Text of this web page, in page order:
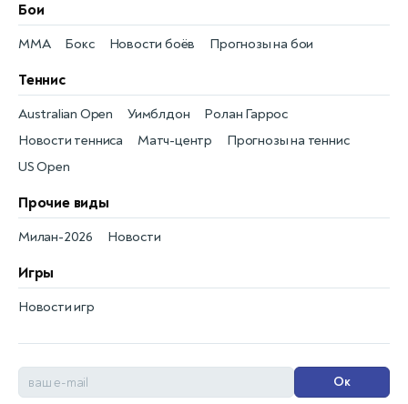
Бои
Новости боёв
MMA Прогнозы на бои
Бокс
Теннис
Новости тенниса
Australian Open
Матч-центр
Уимблдон
Прогнозы на теннис
Ролан Гаррос
US Open
Прочие виды
Новости
Милан-2026
Игры
Новости игр
Ок